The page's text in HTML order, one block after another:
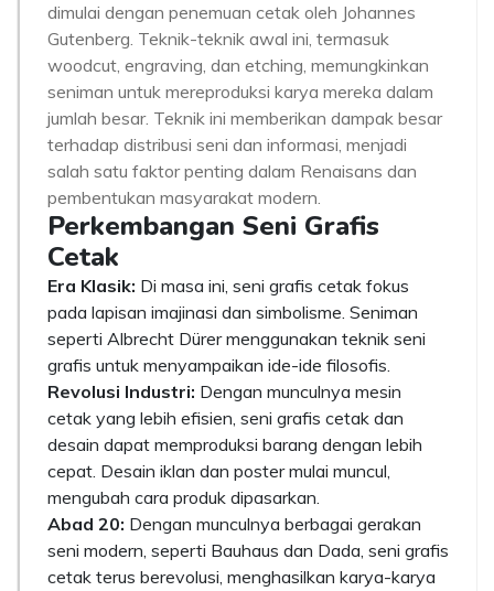
dimulai dengan penemuan cetak oleh Johannes
Gutenberg. Teknik-teknik awal ini, termasuk
woodcut, engraving, dan etching, memungkinkan
seniman untuk mereproduksi karya mereka dalam
jumlah besar. Teknik ini memberikan dampak besar
terhadap distribusi seni dan informasi, menjadi
salah satu faktor penting dalam Renaisans dan
pembentukan masyarakat modern.
Perkembangan Seni Grafis
Cetak
Era Klasik: Di masa ini, seni grafis cetak fokus
pada lapisan imajinasi dan simbolisme. Seniman
seperti Albrecht Dürer menggunakan teknik seni
grafis untuk menyampaikan ide-ide filosofis.
Revolusi Industri: Dengan munculnya mesin
cetak yang lebih efisien, seni grafis cetak dan
desain dapat memproduksi barang dengan lebih
cepat. Desain iklan dan poster mulai muncul,
mengubah cara produk dipasarkan.
Abad 20: Dengan munculnya berbagai gerakan
seni modern, seperti Bauhaus dan Dada, seni grafis
cetak terus berevolusi, menghasilkan karya-karya